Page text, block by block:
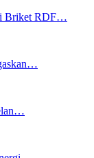
Briket RDF…